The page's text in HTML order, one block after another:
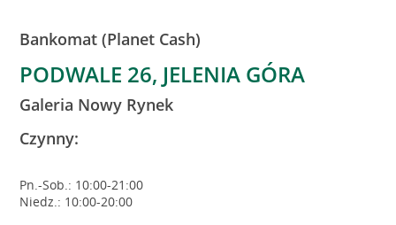
Bankomat (Planet Cash)
PODWALE 26, JELENIA GÓRA
Galeria Nowy Rynek
Czynny:
Pn.-Sob.: 10:00-21:00
Niedz.: 10:00-20:00